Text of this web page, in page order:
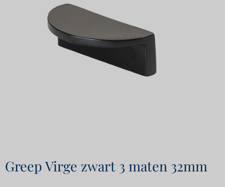
Greep Virge zwart 3 maten 32mm